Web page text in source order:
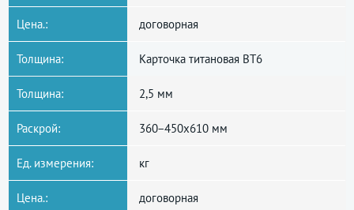
Цена.: договорная
Толщина: Карточка титановая ВТ6
Толщина: 2,5 мм
Раскрой: 360−450x610 мм
Ед. измерения: кг
Цена.: договорная